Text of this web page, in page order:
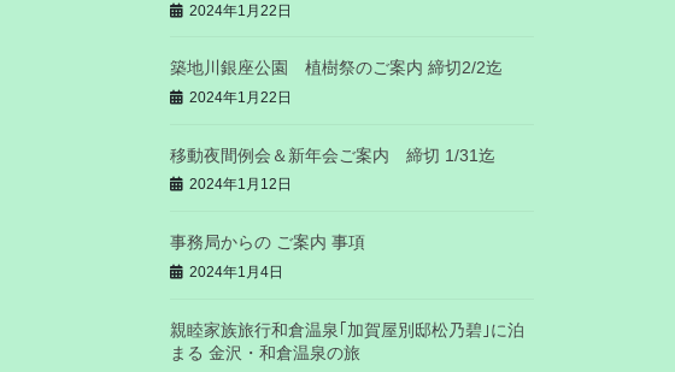
2024年1月22日
築地川銀座公園 植樹祭のご案内 締切2/2迄
2024年1月22日
移動夜間例会＆新年会ご案内 締切 1/31迄
2024年1月12日
事務局からの ご案内 事項
2024年1月4日
親睦家族旅行和倉温泉｢加賀屋別邸松乃碧｣に泊
まる 金沢・和倉温泉の旅